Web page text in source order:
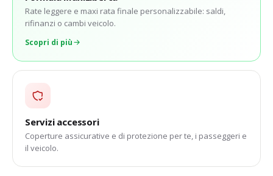
Rate leggere e maxi rata finale personalizzabile: saldi,
rifinanzi o cambi veicolo.
Scopri di più
Servizi accessori
Coperture assicurative e di protezione per te, i passeggeri e
il veicolo.